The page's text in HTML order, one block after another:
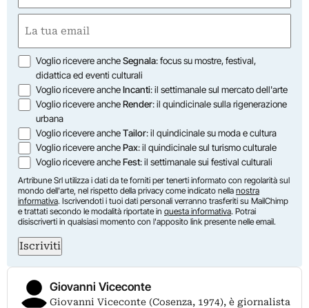
Nome
(Obbligatorio)
Opzioni
Voglio ricevere ancheSegnala: focus su mostre, festival,
didattica ed eventi culturali
Voglio ricevere ancheIncanti: il settimanale sul mercato dell'arte
Voglio ricevere ancheRender: il quindicinale sulla rigenerazione
urbana
Voglio ricevere ancheTailor: il quindicinale su moda e cultura
Voglio ricevere anchePax: il quindicinale sul turismo culturale
Voglio ricevere ancheFest: il settimanale sui festival culturali
Artribune Srl utilizza i dati da te forniti per tenerti informato con regolarità sul
mondo dell'arte, nel rispetto della privacy come indicato nella nostra
informativa. Iscrivendoti i tuoi dati personali verranno trasferiti su MailChimp
e trattati secondo le modalità riportate in questa informativa. Potrai
disiscriverti in qualsiasi momento con l'apposito link presente nelle email.
Iscriviti
Giovanni Viceconte
Giovanni Viceconte (Cosenza, 1974), è giornalista